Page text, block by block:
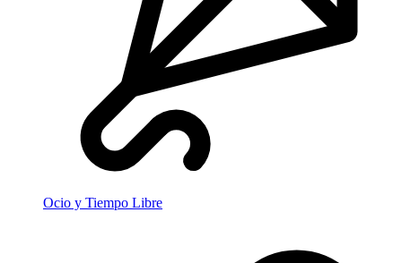
Ocio y Tiempo Libre